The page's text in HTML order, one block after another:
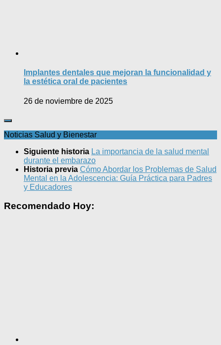
Implantes dentales que mejoran la funcionalidad y
la estética oral de pacientes
26 de noviembre de 2025
Noticias Salud y Bienestar
Siguiente historia La importancia de la salud mental
durante el embarazo
Historia previa Cómo Abordar los Problemas de Salud
Mental en la Adolescencia: Guía Práctica para Padres
y Educadores
Recomendado Hoy: